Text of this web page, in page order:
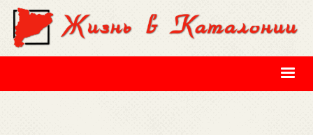
Перейти к основному содержанию